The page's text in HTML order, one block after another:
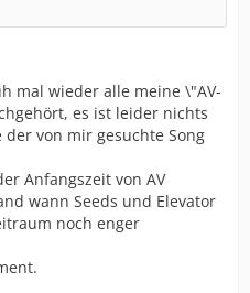
mal wieder alle meine \"AV-
es ist leider nichts
von mir gesuchte Song
Anfangszeit von AV
wann Seeds und Elevator
noch enger